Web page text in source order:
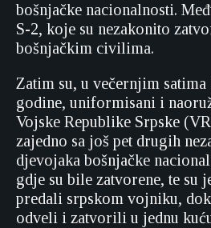
bošnjačke nacionalnosti.
S-2, koje su nezakonito
bošnjačkim civilima.
Zatim su, u večernjim satima
godine, uniformisani i
Vojske Republike Srpske
zajedno sa još pet drugih
djevojaka bošnjačke
gdje su bile zatvorene, te su
predali srpskom vojniku,
odveli i zatvorili u jednu